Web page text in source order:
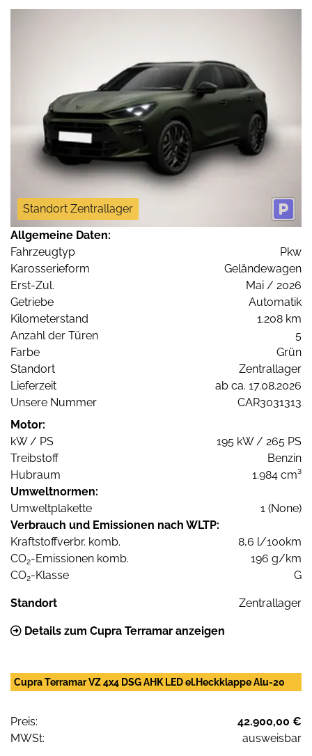
Standort Zentrallager
Allgemeine Daten:
Fahrzeugtyp
Pkw
Karosserieform
Geländewagen
Erst-Zul.
Mai / 2026
Getriebe
Automatik
Kilometerstand
1.208 km
Anzahl der Türen
5
Farbe
Grün
Standort
Zentrallager
Lieferzeit
ab ca. 17.08.2026
Unsere Nummer
CAR3031313
Motor:
kW / PS
195 kW / 265 PS
Treibstoff
Benzin
Hubraum
1.984 cm³
Umweltnormen:
Umweltplakette
1 (None)
Verbrauch und Emissionen nach WLTP:
Kraftstoffverbr. komb.
8,6 l/100km
CO2-Emissionen komb.
196 g/km
CO2-Klasse G
Standort Zentrallager
Details zum Cupra Terramar anzeigen
Cupra Terramar VZ 4x4 DSG AHK LED el.Heckklappe Alu-20
Preis:
42.900,00 €
MWSt:
ausweisbar